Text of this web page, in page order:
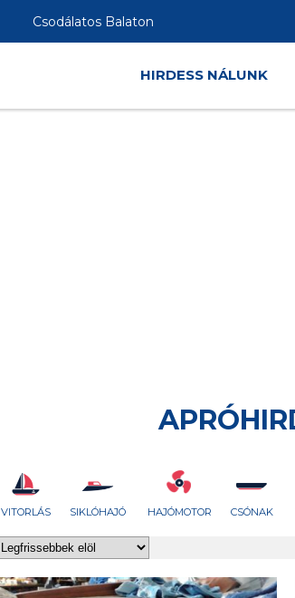
Csodálatos Balaton
HIRDESS NÁLUNK
VITORLÁS SIKLÓHAJÓ HAJÓMOTOR CSÓNAK